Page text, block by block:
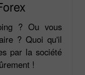
? Ou vous
? Quoi qu'il
par la société
!